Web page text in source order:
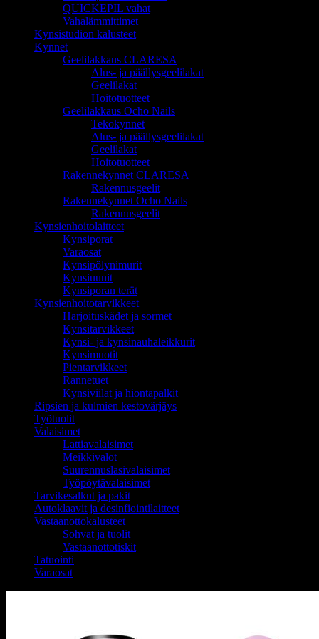
QUICKEPIL vahat
Vahalämmittimet
Kynsistudion kalusteet
Kynnet
Geelilakkaus CLARESA
Alus- ja päällysgeelilakat
Geelilakat
Hoitotuotteet
Geelilakkaus Ocho Nails
Tekokynnet
Alus- ja päällysgeelilakat
Geelilakat
Hoitotuotteet
Rakennekynnet CLARESA
Rakennusgeelit
Rakennekynnet Ocho Nails
Rakennusgeelit
Kynsienhoitolaitteet
Kynsiporat
Varaosat
Kynsipölynimurit
Kynsiuunit
Kynsiporan terät
Kynsienhoitotarvikkeet
Harjoituskädet ja sormet
Kynsitarvikkeet
Kynsi- ja kynsinauhaleikkurit
Kynsimuotit
Pientarvikkeet
Rannetuet
Kynsiviilat ja hiontapalkit
Ripsien ja kulmien kestovärjäys
Työtuolit
Valaisimet
Lattiavalaisimet
Meikkivalot
Suurennuslasivalaisimet
Työpöytävalaisimet
Tarvikesalkut ja pakit
Autoklaavit ja desinfiointilaitteet
Vastaanottokalusteet
Sohvat ja tuolit
Vastaanottotiskit
Tatuointi
Varaosat